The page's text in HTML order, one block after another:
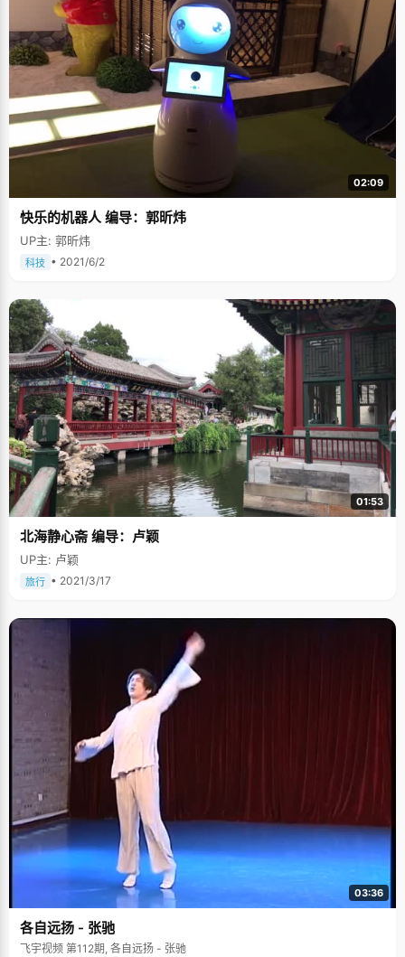
02:09
快乐的机器人 编导：郭昕炜
UP主: 郭昕炜
科技 • 2021/6/2
01:53
北海静心斋 编导：卢颖
UP主: 卢颖
旅行 • 2021/3/17
03:36
各自远扬 - 张驰
飞宇视频 第112期, 各自远扬 - 张驰